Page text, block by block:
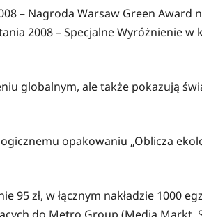
– Nagroda Warsaw Green Award
2008 – Specjalne Wyróżnienie
globalnym, ale także pokazują
opakowaniu „Oblicza
95 zł, w łącznym nakładzie 1000